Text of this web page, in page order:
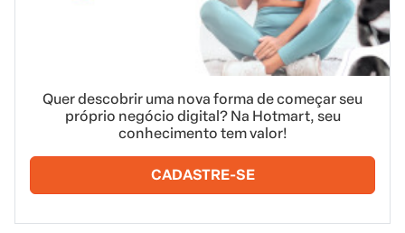
Quer descobrir uma nova forma de começar seu
próprio negócio digital? Na Hotmart, seu
conhecimento tem valor!
CADASTRE-SE